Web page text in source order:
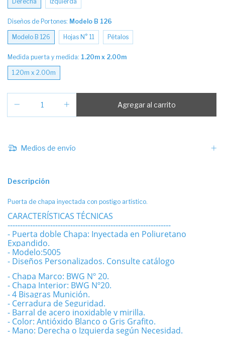
Diseños de Portones: Modelo B 126
Modelo B 126 Hojas N° 11 Pétalos
Medida puerta y medida: 1.20m x 2.00m
1.20m x 2.00m
Medios de envío
Descripción
Puerta de chapa inyectada con postigo artístico.
CARACTERÍSTICAS TÉCNICAS
-----------------------------------------------------------------
- Puerta doble Chapa: Inyectada en Poliuretano
Expandido.
- Modelo:5005
- Diseños Personalizados. Consulte catálogo
- Chapa Marco: BWG Nº 20.
- Chapa Interior: BWG Nº20.
- 4 Bisagras Munición.
- Cerradura de Seguridad.
- Barral de acero inoxidable y mirilla.
- Color: Antióxido Blanco o Gris Grafito.
- Mano: Derecha o Izquierda según Necesidad.